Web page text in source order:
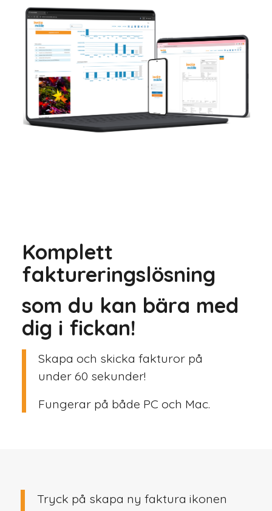
Komplett
faktureringslösning
som du kan bära med
dig i fickan!
Skapa och skicka fakturor på
under 60 sekunder!
Fungerar på både PC och Mac.
Tryck på skapa ny faktura ikonen